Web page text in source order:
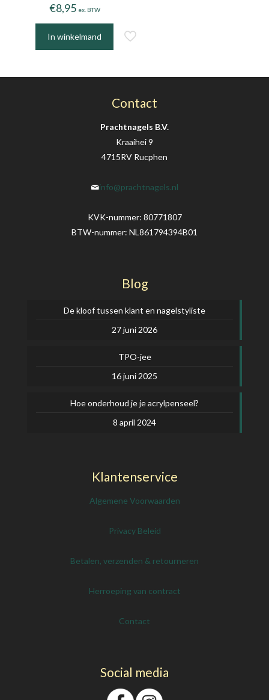
€8,95 ex. BTW
In winkelmand
Contact
Prachtnagels B.V.
Kraaihei 9
4715RV Rucphen
info@prachtnagels.nl
KVK-nummer: 80771807
BTW-nummer: NL861794394B01
Blog
De kloof tussen klant en nagelstyliste
27 juni 2026
TPO-jee
16 juni 2025
Hoe onderhoud je je acrylpenseel?
8 april 2024
Klantenservice
Algemene Voorwaarden
Privacy Beleid
Betalen, verzenden & retourneren
Herroeping van contract
Contact
Social media